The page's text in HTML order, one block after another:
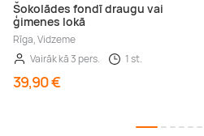
Šokolādes fondī draugu vai
ģimenes lokā
Rīga, Vidzeme
Vairāk kā 3 pers.
1 st.
39,90 €